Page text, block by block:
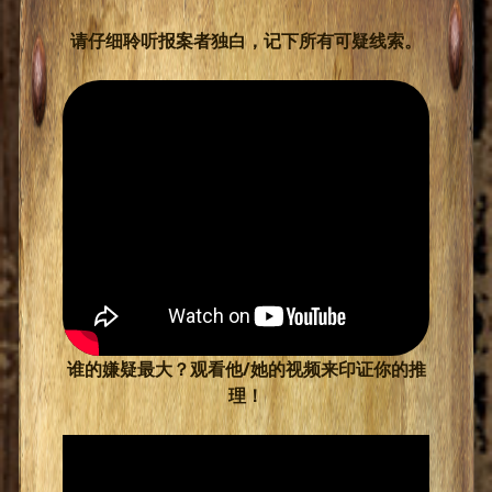
请仔细聆听报案者独白，记下所有可疑线索。
谁的嫌疑最大？观看他/她的视频来印证你的推
理！